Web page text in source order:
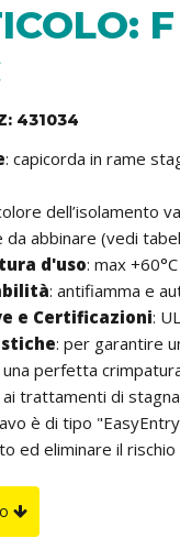
431034
: capicorda in rame
dell’isolamento
abbinare (vedi
d'uso: max +60°C
: antifiamma e
e Certificazioni:
: per garantire
perfetta
trattamenti di
è di tipo
ed eliminare il
in policarbonato senza